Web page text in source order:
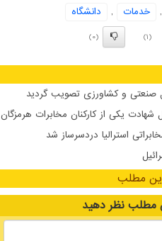
, خدمات ,
دانشگاه
(1)
(0)
صنعتی و کشاورزی تصویب گردید
شهادت یکی از کارکنان مخابرات هرمزگان
استرالیا دردسرساز شد
مطلب
مطلب نظر دهید